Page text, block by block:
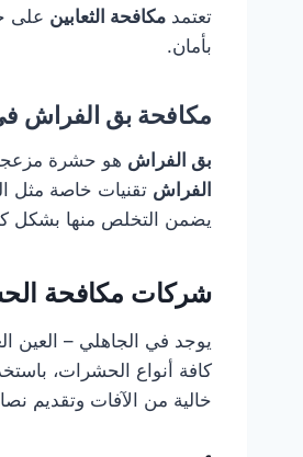
تعتمدمكافحة الثعابين على
بأمان.
مكافحة بق الفراش
بق الفراش هو حشرة
الفراش تقنيات خاصة مثل
يضمن التخلص منها بشكل
شركات مكافحة
يوجد في الجاهلي – العين
كافة أنواع الحشرات،
خالية من الآفات وتقديم